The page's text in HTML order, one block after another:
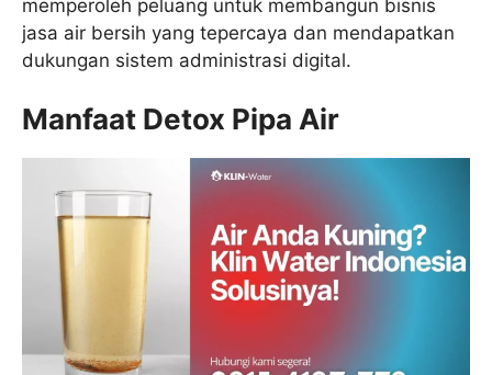
memperoleh peluang untuk membangun bisnis
jasa air bersih yang tepercaya dan mendapatkan
dukungan sistem administrasi digital.
Manfaat Detox Pipa Air